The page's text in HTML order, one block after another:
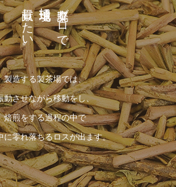
廃棄ゼロで
地球環境に
貢献したい。
製造する製茶場では、
動させながら移動をし、
焙煎をする過程の中で
に零れ落ちるロスが出ます。